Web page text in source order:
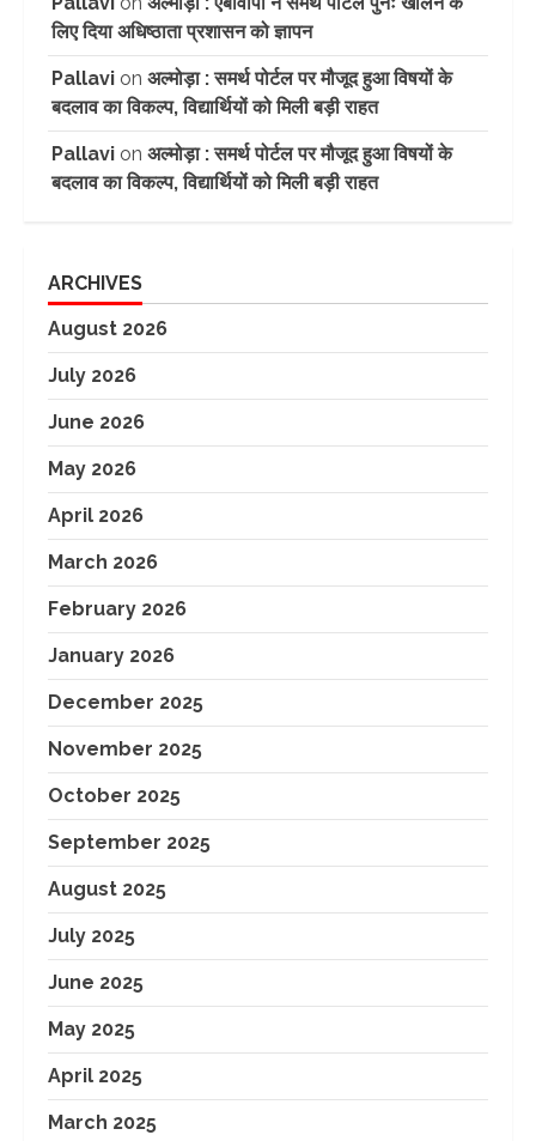
लिए दिया अधिष्ठाता प्रशासन को ज्ञापन
Pallavi on अल्मोड़ा : समर्थ पोर्टल पर मौजूद हुआ विषयों के
बदलाव का विकल्प, विद्यार्थियों को मिली बड़ी राहत
Pallavi on अल्मोड़ा : समर्थ पोर्टल पर मौजूद हुआ विषयों के
बदलाव का विकल्प, विद्यार्थियों को मिली बड़ी राहत
ARCHIVES
August 2026
July 2026
June 2026
May 2026
April 2026
March 2026
February 2026
January 2026
December 2025
November 2025
October 2025
September 2025
August 2025
July 2025
June 2025
May 2025
April 2025
March 2025